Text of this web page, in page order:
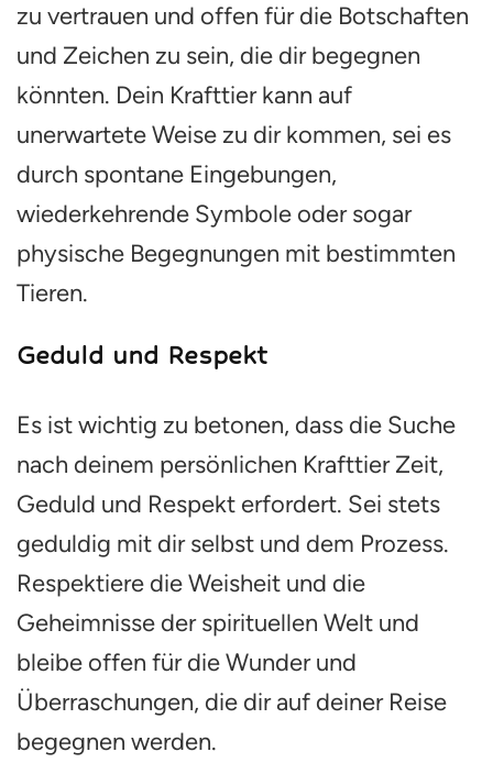
zu vertrauen und offen für die Botschaften
und Zeichen zu sein, die dir begegnen
könnten. Dein Krafttier kann auf
unerwartete Weise zu dir kommen, sei es
durch spontane Eingebungen,
wiederkehrende Symbole oder sogar
physische Begegnungen mit bestimmten
Tieren.
Geduld und Respekt
Es ist wichtig zu betonen, dass die Suche
nach deinem persönlichen Krafttier Zeit,
Geduld und Respekt erfordert. Sei stets
geduldig mit dir selbst und dem Prozess.
Respektiere die Weisheit und die
Geheimnisse der spirituellen Welt und
bleibe offen für die Wunder und
Überraschungen, die dir auf deiner Reise
begegnen werden.